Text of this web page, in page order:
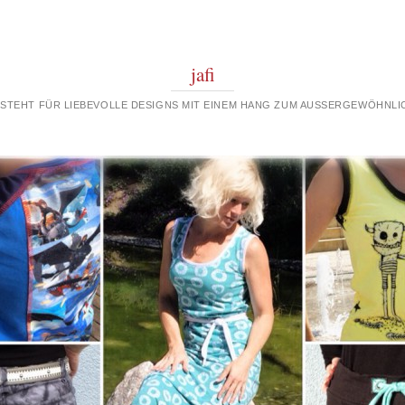
jafi
FÜR LIEBEVOLLE DESIGNS MIT EINEM HANG ZUM